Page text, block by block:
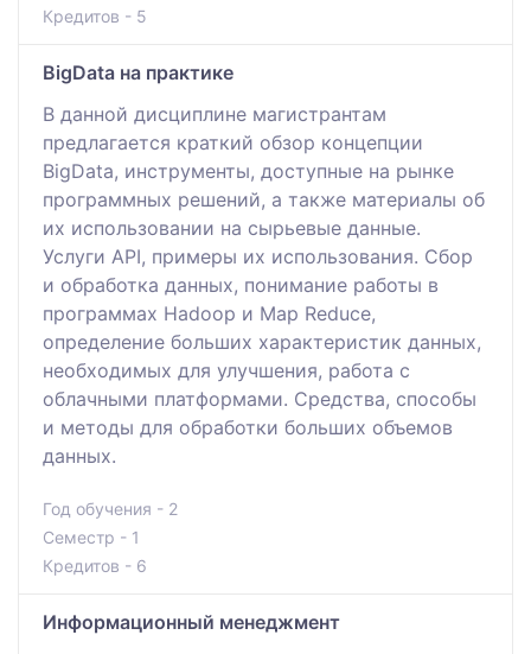
Кредитов - 5
BigData на практике
В данной дисциплине магистрантам
предлагается краткий обзор концепции
BigData, инструменты, доступные на рынке
программных решений, а также материалы об
их использовании на сырьевые данные.
Услуги API, примеры их использования. Сбор
и обработка данных, понимание работы в
программах Hadoop и Map Reduce,
определение больших характеристик данных,
необходимых для улучшения, работа с
облачными платформами. Средства, способы
и методы для обработки больших объемов
данных.
Год обучения - 2
Семестр - 1
Кредитов - 6
Информационный менеджмент